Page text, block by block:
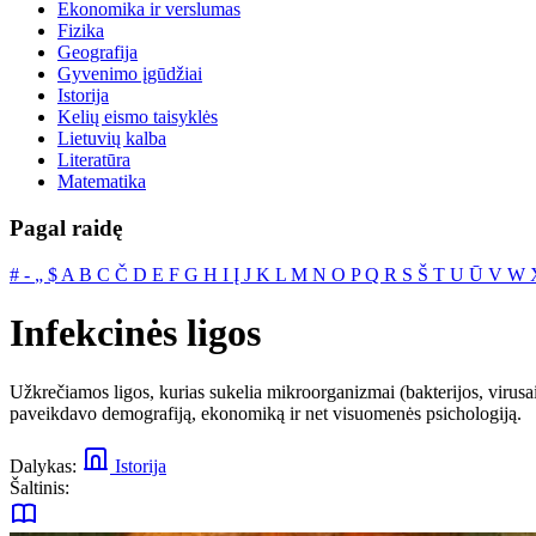
Ekonomika ir verslumas
Fizika
Geografija
Gyvenimo įgūdžiai
Istorija
Kelių eismo taisyklės
Lietuvių kalba
Literatūra
Matematika
Pagal raidę
# ‐ „ $ A B C Č D E F G H I Į J K L M N O PQ R S Š T U Ū V W
Infekcinės ligos
Užkrečiamos ligos, kurias sukelia mikroorganizmai (bakterijos,
paveikdavo demografiją, ekonomiką ir net visuomenės psichologiją.
Dalykas:
Istorija
Šaltinis: